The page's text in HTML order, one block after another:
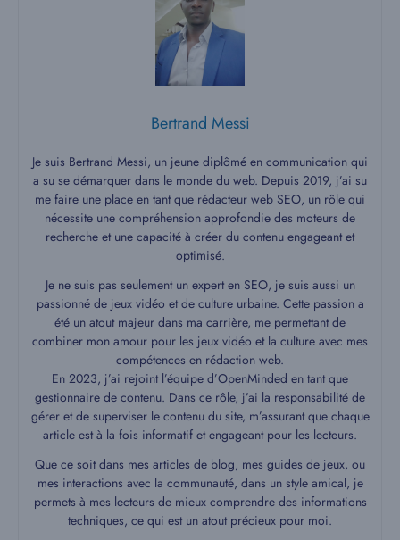
Bertrand Messi
Je suis Bertrand Messi, un jeune diplômé en communication qui
a su se démarquer dans le monde du web. Depuis 2019, j’ai su
me faire une place en tant que rédacteur web SEO, un rôle qui
nécessite une compréhension approfondie des moteurs de
recherche et une capacité à créer du contenu engageant et
optimisé.
Je ne suis pas seulement un expert en SEO, je suis aussi un
passionné de jeux vidéo et de culture urbaine. Cette passion a
été un atout majeur dans ma carrière, me permettant de
combiner mon amour pour les jeux vidéo et la culture avec mes
compétences en rédaction web.
En 2023, j’ai rejoint l’équipe d’OpenMinded en tant que
gestionnaire de contenu. Dans ce rôle, j’ai la responsabilité de
gérer et de superviser le contenu du site, m’assurant que chaque
article est à la fois informatif et engageant pour les lecteurs.
Que ce soit dans mes articles de blog, mes guides de jeux, ou
mes interactions avec la communauté, dans un style amical, je
permets à mes lecteurs de mieux comprendre des informations
techniques, ce qui est un atout précieux pour moi.